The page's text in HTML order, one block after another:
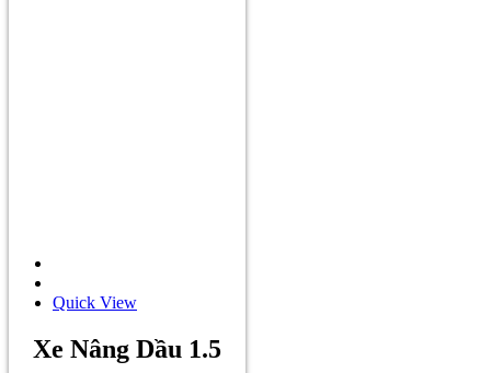
Quick View
Xe Nâng Dầu 1.5